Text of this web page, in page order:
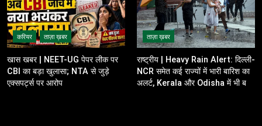
करियर ताज़ा ख़बर
खास खबर | NEET-UG पेपर लीक पर
CBI का बड़ा खुलासा; NTA से जुड़े
एक्सपर्ट्स पर आरोप
ताज़ा ख़बर
राष्ट्रीय | Heavy Rain Alert: दिल्ली-
NCR समेत कई राज्यों में भारी बारिश का
अलर्ट, Kerala और Odisha में भी बढ़ी